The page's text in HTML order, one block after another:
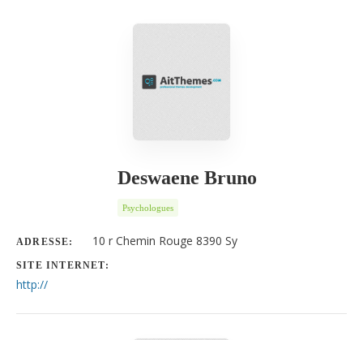
ORDRE
Deswaene Bruno
Psychologues
ADRESSE: 10 r Chemin Rouge 8390 Sy
SITE INTERNET:
http://